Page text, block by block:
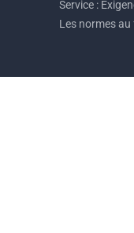
Service :
Les normes